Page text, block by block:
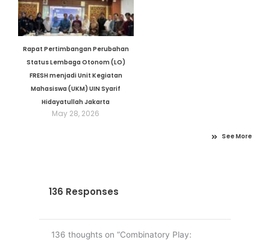
Rapat Pertimbangan Perubahan
Status Lembaga Otonom (LO)
FRESH menjadi Unit Kegiatan
Mahasiswa (UKM) UIN Syarif
Hidayatullah Jakarta
May 28, 2026
See More
136 Responses
136 thoughts on “Combinatory Play: